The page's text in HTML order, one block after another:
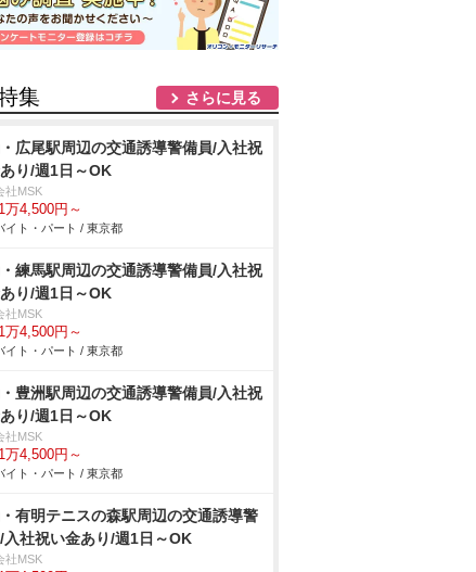
集 さらに見る
広尾駅周辺の交通誘導警備員/入社祝
り/週1日～OK
社MSK
万4,500円～
イト・パート / 東京都
練馬駅周辺の交通誘導警備員/入社祝
り/週1日～OK
社MSK
万4,500円～
イト・パート / 東京都
豊洲駅周辺の交通誘導警備員/入社祝
り/週1日～OK
社MSK
万4,500円～
イト・パート / 東京都
有明テニスの森駅周辺の交通誘導警
入社祝い金あり/週1日～OK
社MSK